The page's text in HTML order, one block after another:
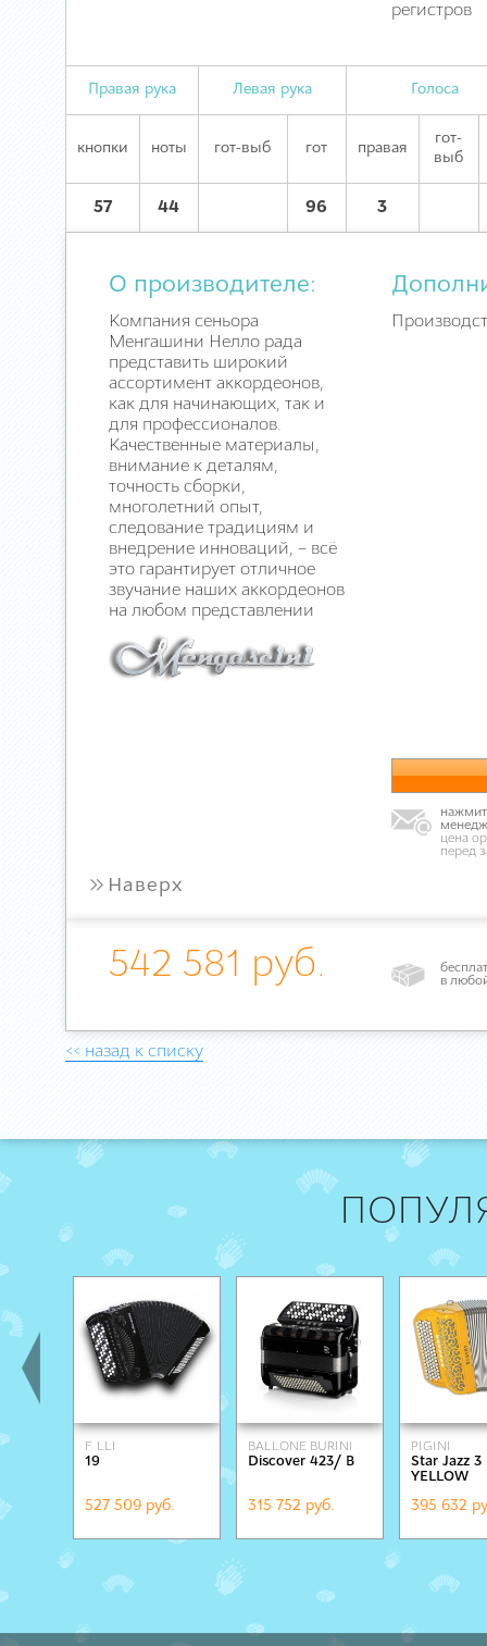
регистров
Правая рука Левая рука Голоса
кнопки ноты гот-выб гот правая
гот-
выб
57 44 96 3
О производителе:
Компания сеньора
Менгашини Нелло рада
представить широкий
ассортимент аккордеонов,
как для начинающих, так и
для профессионалов.
Качественные материалы,
внимание к деталям,
точность сборки,
многолетний опыт,
следование традициям и
внедрение инноваций, – всё
это гарантирует отличное
звучание наших аккордеонов
на любом представлении
цена
перед
» Наверх
542 581 руб.
в
<< назад к списку
F. LLI
ALESSANDRINI
19
527 509 руб.
BALLONE BURINI
Discover 423/ B
315 752 руб.
PIGINI
Star Jazz 3
YELLOW
395 632